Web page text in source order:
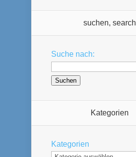
suchen, search
Suche nach:
Kategorien
Kategorien